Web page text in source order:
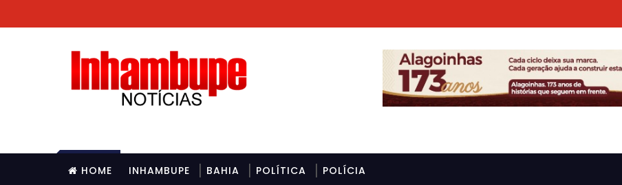
HOME INHAMBUPE BAHIA POLÍTICA POLÍCIA